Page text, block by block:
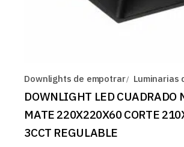
Downlights de empotrar Luminarias
DOWNLIGHT LED CUADRADO
MATE 220X220X60 CORTE
3CCT REGULABLE